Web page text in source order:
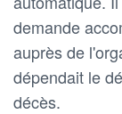
demande
auprès de
dépendait le
décès.